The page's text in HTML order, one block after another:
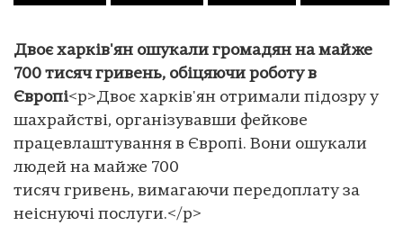
Двоє харків'ян ошукали громадян на майже
700 тисяч гривень, обіцяючи роботу в
Європі<p>Двоє харків'ян отримали підозру у
шахрайстві, організувавши фейкове
працевлаштування в Європі. Вони ошукали
людей на майже 700
тисяч гривень, вимагаючи передоплату за
неіснуючі послуги.</p>